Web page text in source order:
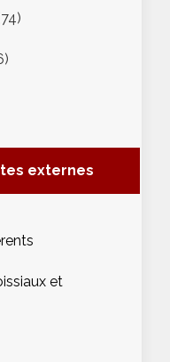
externes
et